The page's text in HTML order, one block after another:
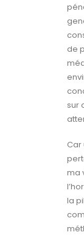
de
sur
ma
la